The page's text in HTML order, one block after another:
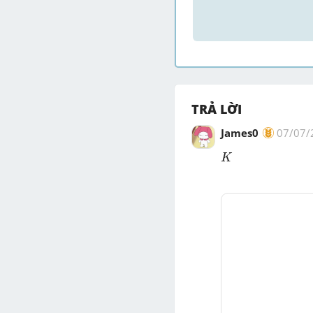
TRẢ LỜI
James0 07/07/
K
K